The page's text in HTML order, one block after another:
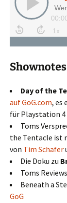
Shownotes
Day of the
auf GoG.com, es
für Playstation 4
Toms
the Tentacle ist
von Tim Schafer
Die Doku zu
Toms
Beneath a
GoG